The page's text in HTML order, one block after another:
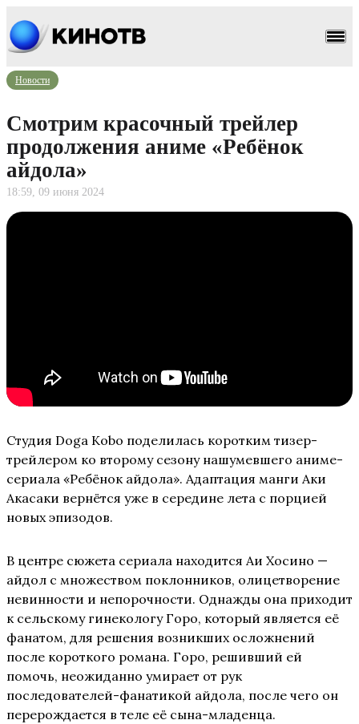
Новости
Смотрим красочный трейлер
продолжения аниме «Ребёнок
айдола»
18:59, 09 июня 2024
Студия Doga Kobo поделилась коротким тизер-
трейлером ко второму сезону нашумевшего аниме-
сериала «Ребёнок айдола». Адаптация манги Аки
Акасаки вернётся уже в середине лета с порцией
новых эпизодов.
В центре сюжета сериала находится Аи Хосино —
айдол с множеством поклонников, олицетворение
невинности и непорочности. Однажды она приходит
к сельскому гинекологу Горо, который является её
фанатом, для решения возникших осложнений
после короткого романа. Горо, решивший ей
помочь, неожиданно умирает от рук
последователей-фанатикой айдола, после чего он
перерождается в теле её сына-младенца.